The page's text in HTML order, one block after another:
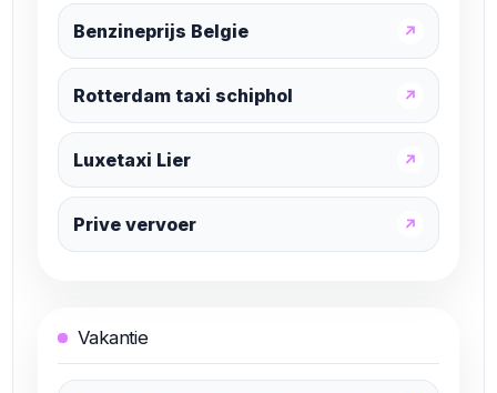
Benzineprijs Belgie ↗
Rotterdam taxi schiphol ↗
Luxetaxi Lier ↗
Prive vervoer ↗
Vakantie